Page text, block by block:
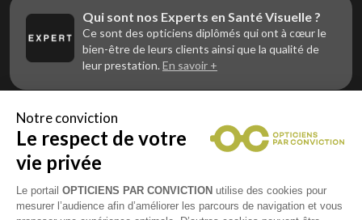
Qui sont nos Experts en Santé Visuelle ?
Ce sont des opticiens diplômés qui ont à cœur le
bien-être de leurs clients ainsi que la qualité de
leur prestation.En savoir +
Vous êtes un professionnel de la vue et
vous souhaitez nous rejoindre ?
Contactez Alliance Optic, la centrale d’achats et
d’accompagnement des opticiens indépendants
Notre conviction
Le respect de votre
vie privée
Le portail OPTICIENS PAR CONVICTION utilise des cookies pour
mesurer l’audience afin d’améliorer les parcours de navigation et vous